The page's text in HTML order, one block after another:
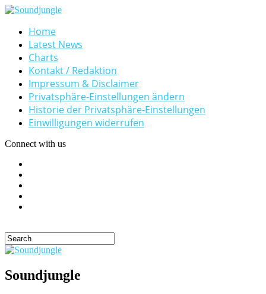
Home
Latest News
Charts
Kontakt / Redaktion
Impressum & Disclaimer
Privatsphäre-Einstellungen ändern
Historie der Privatsphäre-Einstellungen
Einwilligungen widerrufen
Connect with us
Soundjungle